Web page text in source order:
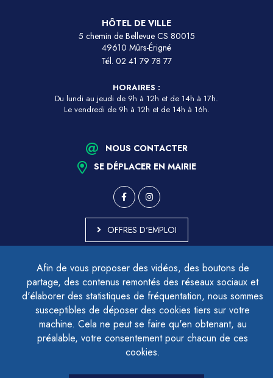
Afin de vous proposer des vidéos, des boutons de
partage, des contenus remontés des réseaux sociaux et
d'élaborer des statistiques de fréquentation, nous sommes
susceptibles de déposer des cookies tiers sur votre
machine. Cela ne peut se faire qu'en obtenant, au
préalable, votre consentement pour chacun de ces
cookies.
HÔTEL DE VILLE
5 chemin de Bellevue CS 80015
49610 Mûrs-Érigné
Tél. 02 41 79 78 77
HORAIRES :
Du lundi au jeudi de 9h à 12h et de 14h à 17h.
Le vendredi de 9h à 12h et de 14h à 16h.
NOUS CONTACTER
SE DÉPLACER EN MAIRIE
OFFRES D'EMPLOI
ACCESSIBILITÉ - PARTIELLEMENT CONFORME
PLAN DU SITE
MENTIONS LÉGALES
CONTACTER LE DÉLÉGUÉ À LA PROTECTION DES DONNÉES
GESTION DES COOKIES